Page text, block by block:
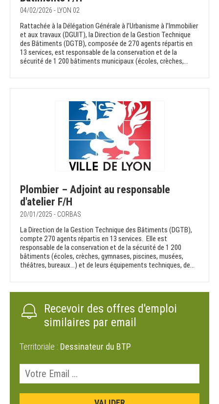
04/02/2026 - LYON 02
Rattachée à la Délégation Générale à l’Urbanisme à l’Immobilier
et aux travaux (DGUIT), la Direction de la Gestion Technique
des Bâtiments (DGTB), composée de 270 agents répartis en
13 services, est responsable de la conservation et de la
sécurité de 1 200 bâtiments municipaux (écoles, crèches,...
Plombier – Adjoint au responsable
d'atelier F/H
20/01/2025 - CORBAS
La Direction de la Gestion Technique des Bâtiments (DGTB),
compte 270 agents répartis en 13 services. Elle est
responsable de la conservation et de la sécurité de 1 200
bâtiments (écoles, crèches, gymnases, piscines, musées,
théâtres, bureaux…) et de leurs équipements techniques, de...
Recevoir des offres d'emploi
similaires par email
Territoriale : Dessinateur du BTP